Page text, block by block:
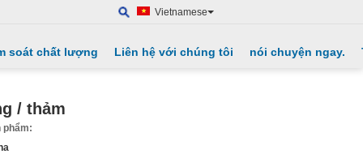
Vietnamese
soát chất lượng Liên hệ với chúng tôi nói chuyện ngay.
/ thảm
phẩm: